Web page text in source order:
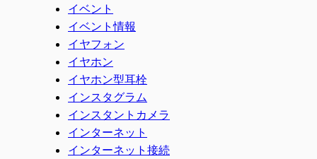
イベント
イベント情報
イヤフォン
イヤホン
イヤホン型耳栓
インスタグラム
インスタントカメラ
インターネット
インターネット接続